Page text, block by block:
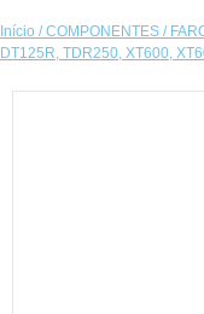
Início /COMPONENTES /
DT125R, TDR250, XT600,